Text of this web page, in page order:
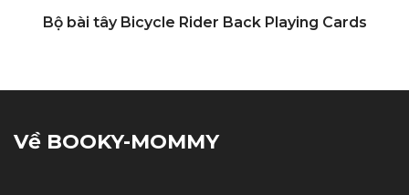
Bộ bài tây Bicycle Rider Back Playing Cards
Về BOOKY-MOMMY